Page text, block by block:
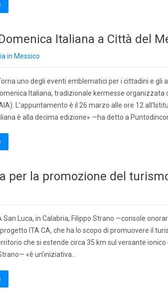
Italiana a Città del
in Messico
uno degli eventi emblematici per i cittadini e gli
Italiana, tradizionale kermesse organizzata
L’appuntamento è il 26 marzo alle ore 12
è alla decima edizione» —ha detto a
per la promozione del
San Luca, in Calabria, Filippo Strano —console
ITA CA, che ha lo scopo di promuovere il
che si estende circa 35 km sul versante
«è un’iniziativa…